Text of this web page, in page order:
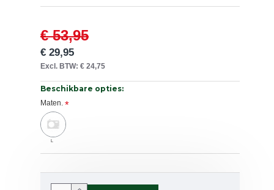
€ 29,95
€ 53,95
Excl. BTW: € 24,75
Beschikbare opties:
Maten.
L